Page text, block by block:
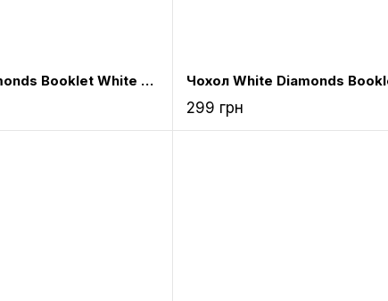
Чохол White Diamonds Booklet White for iPad mini Retina (6011TRI47)
299 грн